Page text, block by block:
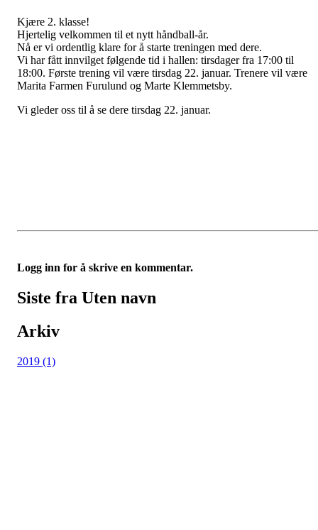
Kjære 2. klasse!
Hjertelig velkommen til et nytt håndball-år.
Nå er vi ordentlig klare for å starte treningen med dere.
Vi har fått innvilget følgende tid i hallen: tirsdager fra 17:00 til
18:00. Første trening vil være tirsdag 22. januar. Trenere vil være
Marita Farmen Furulund og Marte Klemmetsby.
Vi gleder oss til å se dere tirsdag 22. januar.
Logg inn for å skrive en kommentar.
Siste fra Uten navn
Arkiv
2019 (1)